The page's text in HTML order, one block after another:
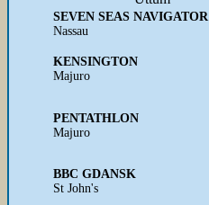
SEVEN SEAS NAVIGATOR
Nassau
KENSINGTON
Majuro
PENTATHLON
Majuro
BBC GDANSK
St John's